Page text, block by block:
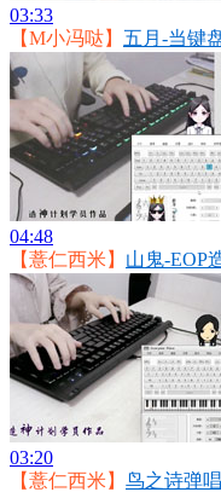
03:33
【M小冯哒】 五月-当键
04:48
【薏仁西米】 山鬼-EOP
03:20
【薏仁西米】 鸟之诗弹